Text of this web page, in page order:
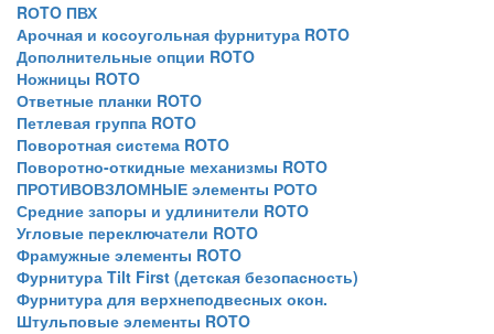
RОTO ПВХ
Арочная и косоугольная фурнитура ROTO
Дополнительные опции ROTO
Ножницы ROTO
Ответные планки ROTO
Петлевая группа ROTO
Поворотная система ROTO
Поворотно-откидные механизмы ROTO
ПРОТИВОВЗЛОМНЫЕ элементы РОТО
Средние запоры и удлинители ROTO
Угловые переключатели ROTO
Фрамужные элементы ROTO
Фурнитура Tilt First (детская безопасность)
Фурнитура для верхнеподвесных окон.
Штульповые элементы ROTO